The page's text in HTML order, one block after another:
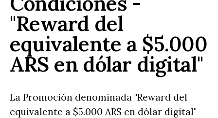
"Reward del
equivalente a $5.000
ARS en dólar digital"
La Promoción denominada "Reward del
equivalente a $5.000 ARS en dólar digital"